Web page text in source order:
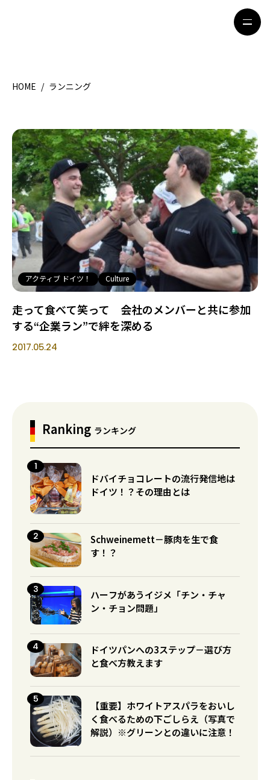
HOME
観光ガイド
留学＆キャリア
ライフスタイル
著者一覧
ライター募集
HOME / ランニング
アクティブ ドイツ！ Culture
走って食べて笑って 会社のメンバーと共に参加
する“企業ラン”で絆を深める
2017.05.24
Ranking ランキング
ドバイチョコレートの流行発信地は
ドイツ！？その理由とは
Schweinemett－豚肉を生で食
す！？
ハーフがあうイジメ「チン・チャ
ン・チョン問題」
ドイツパンへの3ステップ－選び方
と食べ方教えます
【重要】ホワイトアスパラをおいし
く食べるための下ごしらえ（写真で
解説）※グリーンとの違いに注意！